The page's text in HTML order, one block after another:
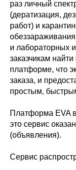
раз личный
(дератизация,
работ) и
и лабораторных
заказчикам
платформе, что
заказа, и
простым,
Платформа EVA
это сервис
(объявления).
Сервис